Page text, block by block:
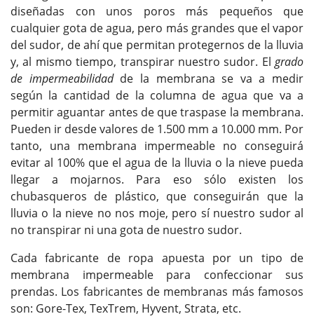
diseñadas con unos poros más pequeños que
cualquier gota de agua, pero más grandes que el vapor
del sudor, de ahí que permitan protegernos de la lluvia
y, al mismo tiempo, transpirar nuestro sudor. El grado
de impermeabilidadde la membrana se va a medir
según la cantidad de la columna de agua que va a
permitir aguantar antes de que traspase la membrana.
Pueden ir desde valores de 1.500 mm a 10.000 mm. Por
tanto, una membrana impermeable no conseguirá
evitar al 100% que el agua de la lluvia o la nieve pueda
llegar a mojarnos. Para eso sólo existen los
chubasqueros de plástico, que conseguirán que la
lluvia o la nieve no nos moje, pero sí nuestro sudor al
no transpirar ni una gota de nuestro sudor.
Cada fabricante de ropa apuesta por un tipo de
membrana impermeable para confeccionar sus
prendas. Los fabricantes de membranas más famosos
son: Gore-Tex, TexTrem, Hyvent, Strata, etc.